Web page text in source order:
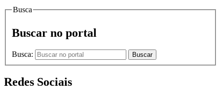
Busca
Buscar no portal
Busca: Buscar
Redes Sociais